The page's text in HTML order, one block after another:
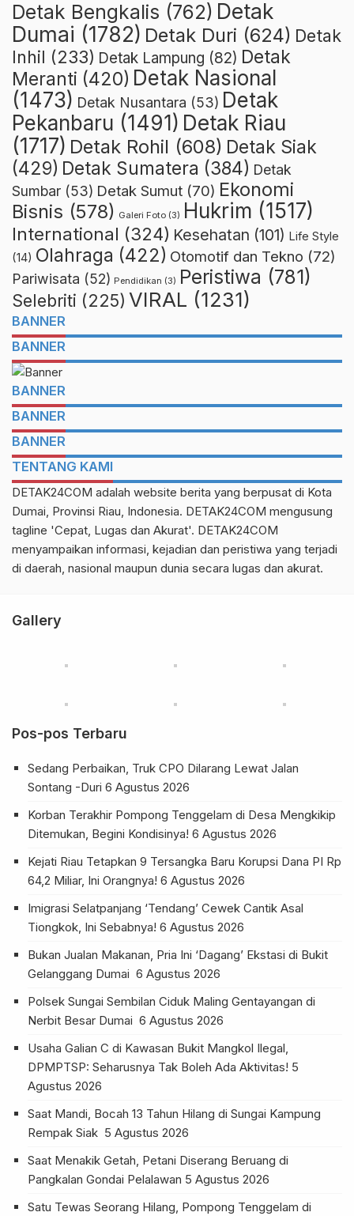
Detak Bengkalis (762) Detak
Dumai (1782) Detak Duri (624) Detak
Inhil (233) Detak Lampung (82) Detak
Meranti (420) Detak Nasional
(1473) Detak Nusantara (53) Detak
Pekanbaru (1491) Detak Riau
(1717) Detak Rohil (608) Detak Siak
(429) Detak Sumatera (384) Detak
Sumbar (53) Detak Sumut (70) Ekonomi
Bisnis (578) Galeri Foto (3) Hukrim (1517)
International (324) Kesehatan (101) Life Style
(14) Olahraga (422) Otomotif dan Tekno (72)
Pariwisata (52) Pendidikan (3) Peristiwa (781)
Selebriti (225) VIRAL (1231)
BANNER
BANNER
BANNER
BANNER
BANNER
TENTANG KAMI
DETAK24COM adalah website berita yang berpusat di Kota
Dumai, Provinsi Riau, Indonesia. DETAK24COM mengusung
tagline 'Cepat, Lugas dan Akurat'. DETAK24COM
menyampaikan informasi, kejadian dan peristiwa yang terjadi
di daerah, nasional maupun dunia secara lugas dan akurat.
Gallery
Pos-pos Terbaru
Sedang Perbaikan, Truk CPO Dilarang Lewat Jalan
Sontang -Duri 6 Agustus 2026
Korban Terakhir Pompong Tenggelam di Desa Mengkikip
Ditemukan, Begini Kondisinya! 6 Agustus 2026
Kejati Riau Tetapkan 9 Tersangka Baru Korupsi Dana PI Rp
64,2 Miliar, Ini Orangnya! 6 Agustus 2026
Imigrasi Selatpanjang ‘Tendang’ Cewek Cantik Asal
Tiongkok, Ini Sebabnya! 6 Agustus 2026
Bukan Jualan Makanan, Pria Ini ‘Dagang’ Ekstasi di Bukit
Gelanggang Dumai 6 Agustus 2026
Polsek Sungai Sembilan Ciduk Maling Gentayangan di
Nerbit Besar Dumai 6 Agustus 2026
Usaha Galian C di Kawasan Bukit Mangkol Ilegal,
DPMPTSP: Seharusnya Tak Boleh Ada Aktivitas! 5
Agustus 2026
Saat Mandi, Bocah 13 Tahun Hilang di Sungai Kampung
Rempak Siak 5 Agustus 2026
Saat Menakik Getah, Petani Diserang Beruang di
Pangkalan Gondai Pelalawan 5 Agustus 2026
Satu Tewas Seorang Hilang, Pompong Tenggelam di